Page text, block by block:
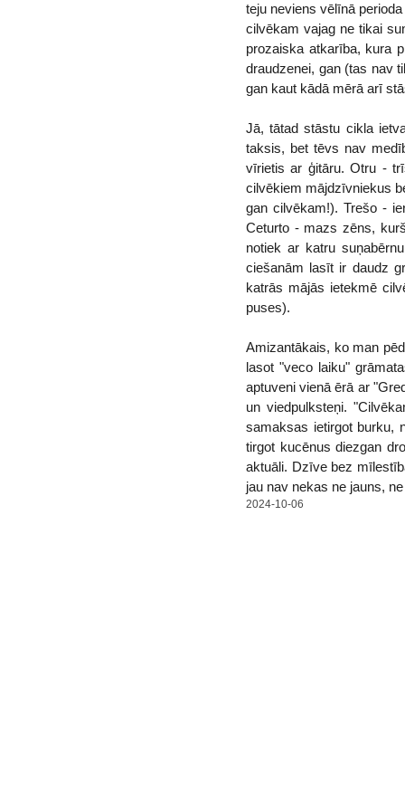
teju neviens vēlīnā
cilvēkam vajag ne tikai
prozaiska atkarība, kura
draudzenei, gan (tas nav
gan kaut kādā mērā arī
Jā, tātad stāstu cikla
taksis, bet tēvs nav
vīrietis ar ģitāru. Otru -
cilvēkiem mājdzīvniekus
gan cilvēkam!). Trešo -
Ceturto - mazs zēns,
notiek ar katru
ciešanām lasīt ir daudz
katrās mājās ietekmē
puses).
Amizantākais, ko man
lasot "veco laiku"
aptuveni vienā ērā ar
un viedpulksteņi.
samaksas ietirgot burku,
tirgot kucēnus diezgan
aktuāli. Dzīve bez
jau nav nekas ne jauns,
2024-10-06